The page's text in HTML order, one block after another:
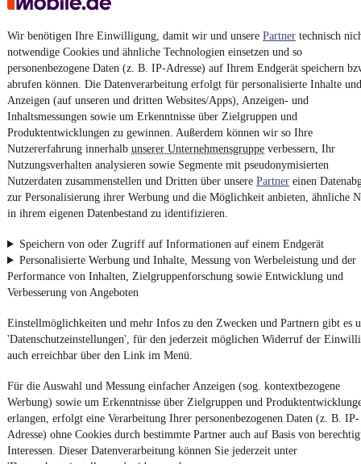
Wir benötigen Ihre Einwilligung, damit wir und unsere Partner technisch
notwendige Cookies und ähnliche Technologien einsetzen und so
personenbezogene Daten (z. B. IP-Adresse) auf Ihrem Endgerät speichern
abrufen können. Die Datenverarbeitung erfolgt für personalisierte Inhalte und
Anzeigen (auf unseren und dritten Websites/Apps), Anzeigen- und
Inhaltsmessungen sowie um Erkenntnisse über Zielgruppen und
Produktentwicklungen zu gewinnen. Außerdem können wir so Ihre
Nutzererfahrung innerhalb unserer Unternehmensgruppe verbessern, Ihr
Nutzungsverhalten analysieren sowie Segmente mit pseudonymisierten
Nutzerdaten zusammenstellen und Dritten über unsere Partner einen
zur Personalisierung ihrer Werbung und die Möglichkeit anbieten, ähnliche
in ihrem eigenen Datenbestand zu identifizieren.
Speichern von oder Zugriff auf Informationen auf einem Endgerät
Personalisierte Werbung und Inhalte, Messung von Werbeleistung und der
Performance von Inhalten, Zielgruppenforschung sowie Entwicklung und
Verbesserung von Angeboten
Einstellmöglichkeiten und mehr Infos zu den Zwecken und Partnern gibt es
'Datenschutzeinstellungen', für den jederzeit möglichen Widerruf der
auch erreichbar über den Link im Menü.
Für die Auswahl und Messung einfacher Anzeigen (sog. kontextbezogene
Werbung) sowie um Erkenntnisse über Zielgruppen und
erlangen, erfolgt eine Verarbeitung Ihrer personenbezogenen Daten (z. B. IP-
Adresse) ohne Cookies durch bestimmte Partner auch auf Basis von
Interessen. Dieser Datenverarbeitung können Sie jederzeit unter
Vertrag widerrufen
Datenschutz
Datenschutzeinstellungen
Erklärung zur Barrierefreiheit
Report Security Vulnerability (English)
Powered by
ObNeuwagen ,GebrauchtwagenoderLeasing-Angebote: Alle
Fahrzeuge gibt es bei mobile.de